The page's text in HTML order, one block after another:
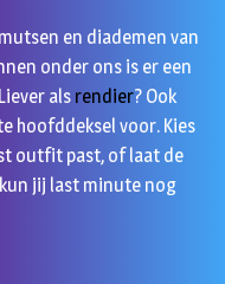
en diademen van
onder ons is er een
als rendier? Ook
hoofddeksel voor. Kies
outfit past, of laat de
jij last minute nog